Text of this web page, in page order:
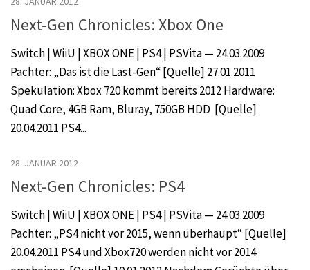
Next-Gen Chronicles: Xbox One
Switch | WiiU | XBOX ONE | PS4 | PSVita — 24.03.2009
Pachter: „Das ist die Last-Gen“ [Quelle] 27.01.2011
Spekulation: Xbox 720 kommt bereits 2012 Hardware:
Quad Core, 4GB Ram, Bluray, 750GB HDD [Quelle]
20.04.2011 PS4...
28. JANUAR 2012
Next-Gen Chronicles: PS4
Switch | WiiU | XBOX ONE | PS4 | PSVita — 24.03.2009
Pachter: „PS4 nicht vor 2015, wenn überhaupt“ [Quelle]
20.04.2011 PS4 und Xbox720 werden nicht vor 2014